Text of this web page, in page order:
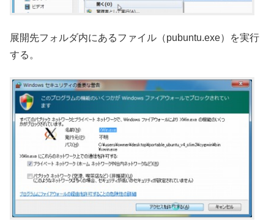
展開先フォルダ内にあるファイル（pubuntu.exe）を実行
する。